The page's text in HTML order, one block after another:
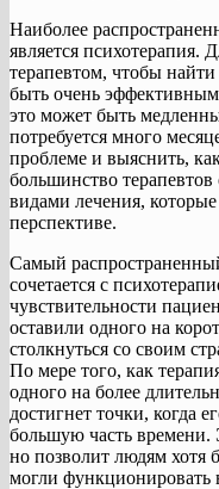
Наиболее
является психотерапия.
терапевтом, чтобы
быть очень
это может быть
потребуется много
проблеме и выяснить,
большинство
видами лечения,
перспективе.
Самый
сочетается с
чувствительности
оставили одного на
столкнуться со своим
По мере того, как
одного на более
достигнет точки, когда
большую часть времени.
но позволит людям хотя
могли функционировать